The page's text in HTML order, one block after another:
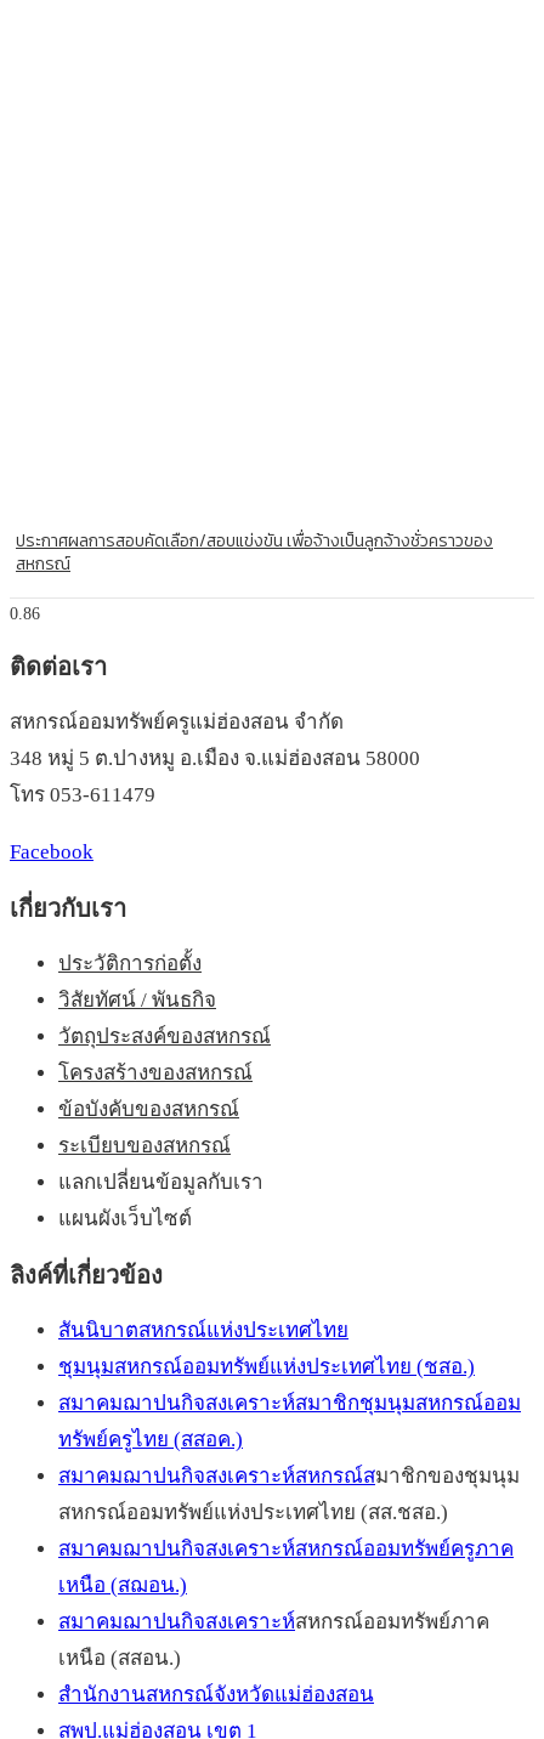
ประกาศผลการสอบคัดเลือก/สอบแข่งขัน เพื่อจ้างเป็นลูกจ้างชั่วคราวของ
สหกรณ์
ติดต่อเรา
สหกรณ์ออมทรัพย์ครูแม่ฮ่องสอน จำกัด
348 หมู่ 5 ต.ปางหมู อ.เมือง จ.แม่ฮ่องสอน 58000
โทร 053-611479
Facebook
เกี่ยวกับเรา
ประวัติการก่อตั้ง
วิสัยทัศน์ / พันธกิจ
วัตถุประสงค์ของสหกรณ์
โครงสร้างของสหกรณ์
ข้อบังคับของสหกรณ์
ระเบียบของสหกรณ์
แลกเปลี่ยนข้อมูลกับเรา
แผนผังเว็บไซต์
ลิงค์ที่เกี่ยวข้อง
สันนิบาตสหกรณ์แห่งประเทศไทย
ชุมนุมสหกรณ์ออมทรัพย์แห่งประเทศไทย (ชสอ.)
สมาคมฌาปนกิจสงเคราะห์สมาชิกชุมนุมสหกรณ์ออม
ทรัพย์ครูไทย (สสอค.)
สมาคมฌาปนกิจสงเคราะห์สหกรณ์สมาชิกของชุมนุม
สหกรณ์ออมทรัพย์แห่งประเทศไทย (สส.ชสอ.)
สมาคมฌาปนกิจสงเคราะห์สหกรณ์ออมทรัพย์ครูภาค
เหนือ (สฌอน.)
สมาคมฌาปนกิจสงเคราะห์สหกรณ์ออมทรัพย์ภาค
เหนือ (สสอน.)
สำนักงานสหกรณ์จังหวัดแม่ฮ่องสอน
สพป.แม่ฮ่องสอน เขต 1